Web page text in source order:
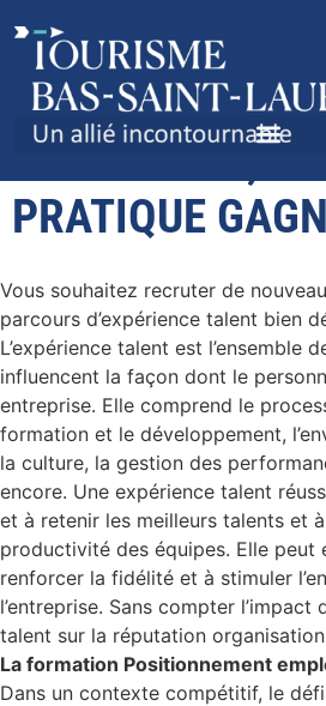
EMPLOYEUR, UNE
PRATIQUE
Vous souhaitez recruter de
parcours d’expérience talent bien
L’expérience talent est l’ensemble
influencent la façon dont le
entreprise. Elle comprend le
formation et le développement,
la culture, la gestion des
encore. Une expérience talent
et à retenir les meilleurs talents et
productivité des équipes. Elle peut
renforcer la fidélité et à stimuler
l’entreprise. Sans compter
talent sur la réputation
La formation Positionnement
Dans un contexte compétitif, le